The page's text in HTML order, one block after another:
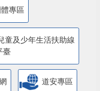
專區
童及少年生活扶助線
臺
道安專區